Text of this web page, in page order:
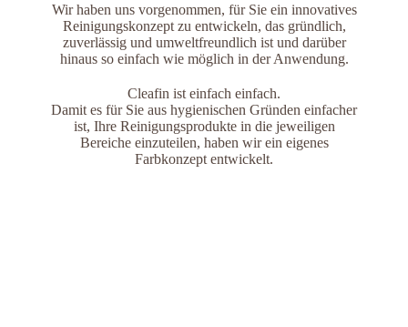
Wir haben uns vorgenommen, für Sie ein innovatives
Reinigungskonzept zu entwickeln, das gründlich,
zuverlässig und umweltfreundlich ist und darüber
hinaus so einfach wie möglich in der Anwendung.
Cleafin ist einfach einfach.
Damit es für Sie aus hygienischen Gründen einfacher
ist, Ihre Reinigungsprodukte in die jeweiligen
Bereiche einzuteilen, haben wir ein eigenes
Farbkonzept entwickelt.